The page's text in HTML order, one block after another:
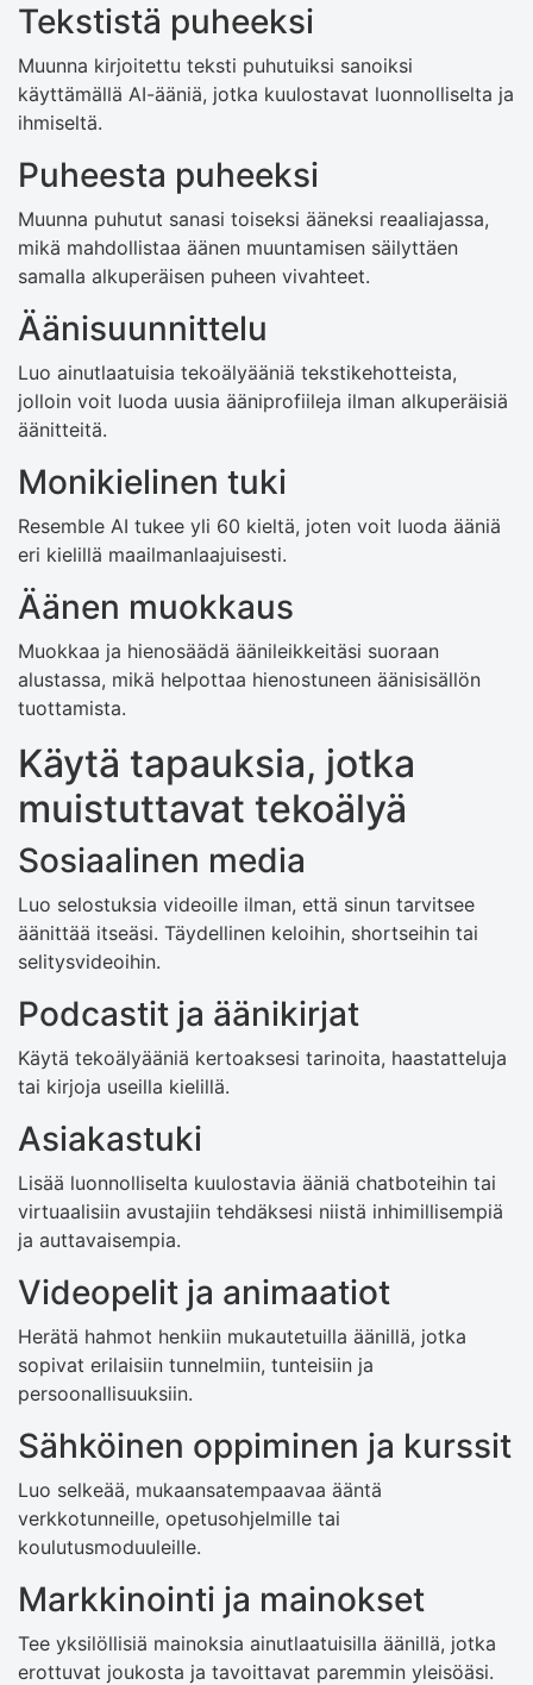
Tekstistä puheeksi
Muunna kirjoitettu teksti puhutuiksi sanoiksi
käyttämällä AI-ääniä, jotka kuulostavat luonnolliselta ja
ihmiseltä.
Puheesta puheeksi
Muunna puhutut sanasi toiseksi ääneksi reaaliajassa,
mikä mahdollistaa äänen muuntamisen säilyttäen
samalla alkuperäisen puheen vivahteet.
Äänisuunnittelu
Luo ainutlaatuisia tekoälyääniä tekstikehotteista,
jolloin voit luoda uusia ääniprofiileja ilman alkuperäisiä
äänitteitä.
Monikielinen tuki
Resemble AI tukee yli 60 kieltä, joten voit luoda ääniä
eri kielillä maailmanlaajuisesti.
Äänen muokkaus
Muokkaa ja hienosäädä äänileikkeitäsi suoraan
alustassa, mikä helpottaa hienostuneen äänisisällön
tuottamista.
Käytä tapauksia, jotka
muistuttavat tekoälyä
Sosiaalinen media
Luo selostuksia videoille ilman, että sinun tarvitsee
äänittää itseäsi. Täydellinen keloihin, shortseihin tai
selitysvideoihin.
Podcastit ja äänikirjat
Käytä tekoälyääniä kertoaksesi tarinoita, haastatteluja
tai kirjoja useilla kielillä.
Asiakastuki
Lisää luonnolliselta kuulostavia ääniä chatboteihin tai
virtuaalisiin avustajiin tehdäksesi niistä inhimillisempiä
ja auttavaisempia.
Videopelit ja animaatiot
Herätä hahmot henkiin mukautetuilla äänillä, jotka
sopivat erilaisiin tunnelmiin, tunteisiin ja
persoonallisuuksiin.
Sähköinen oppiminen ja kurssit
Luo selkeää, mukaansatempaavaa ääntä
verkkotunneille, opetusohjelmille tai
koulutusmoduuleille.
Markkinointi ja mainokset
Tee yksilöllisiä mainoksia ainutlaatuisilla äänillä, jotka
erottuvat joukosta ja tavoittavat paremmin yleisöäsi.